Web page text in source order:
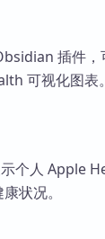
插件，
可视化图
个人 Apple
状况。